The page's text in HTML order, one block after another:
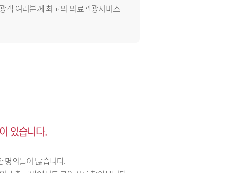
객 여러분께 최고의 의료관광서비스
있습니다.
명의들이 많습니다.